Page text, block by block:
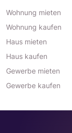
Wohnung mieten
Wohnung kaufen
Haus mieten
Haus kaufen
Gewerbe mieten
Gewerbe kaufen